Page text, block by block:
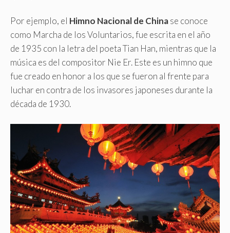
Por ejemplo, el Himno Nacional de Chinase conoce
como Marcha de los Voluntarios, fue escrita en el año
de 1935 con la letra del poeta Tian Han, mientras que la
música es del compositor Nie Er. Este es un himno que
fue creado en honor a los que se fueron al frente para
luchar en contra de los invasores japoneses durante la
década de 1930.